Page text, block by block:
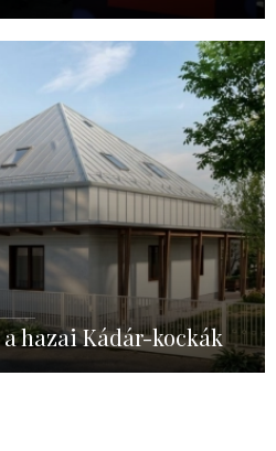
hazai Kádár-kockák